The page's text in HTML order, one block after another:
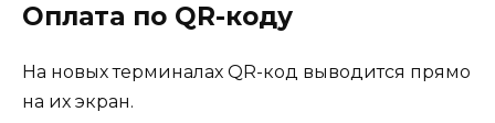
Оплата по QR-коду
На новых терминалах QR-код выводится прямо
на их экран.